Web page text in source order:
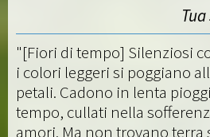
"[Fiori di tempo] Silenziosi
i colori leggeri si poggiano
petali. Cadono in lenta
tempo, cullati nella
amori. Ma non trovano terra